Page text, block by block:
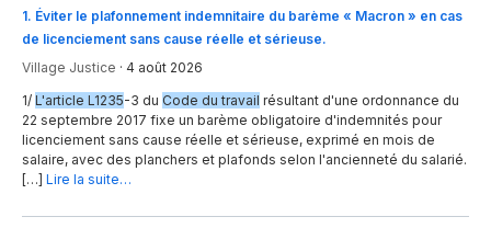
1. Éviter le plafonnement indemnitaire du barème « Macron » en cas
de licenciement sans cause réelle et sérieuse.
Village Justice · 4 août 2026
1/ L'article L1235-3 du Code du travail résultant d'une ordonnance du
22 septembre 2017 fixe un barème obligatoire d'indemnités pour
licenciement sans cause réelle et sérieuse, exprimé en mois de
salaire, avec des planchers et plafonds selon l'ancienneté du salarié.
[…] Lire la suite…